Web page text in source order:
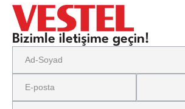
Bizimle iletişime geçin!